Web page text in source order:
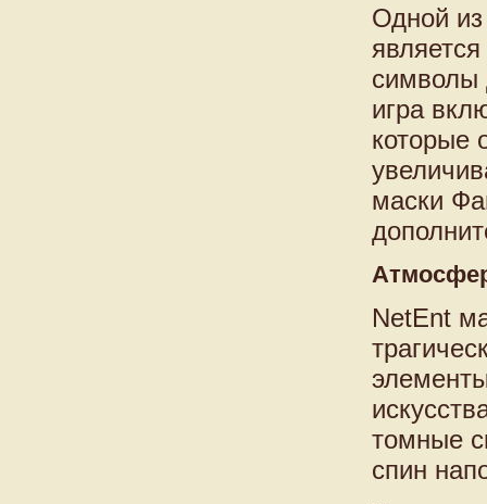
Одной из
символы
игра
которые
маски
NetEnt
томные
спин